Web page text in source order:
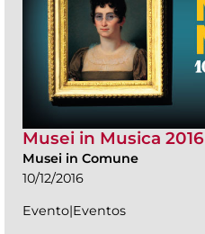
Musei in Musica 2016
Musei in Comune
10/12/2016
Evento|Eventos